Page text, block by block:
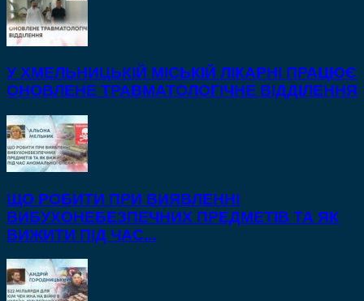
У ХМЕЛЬНИЦЬКІЙ МІСЬКІЙ ЛІКАРНІ ПРАЦЮЄ
ОНОВЛЕНЕ ТРАВМАТОЛОГІЧНЕ ВІДДІЛЕННЯ
ЩО РОБИТИ ПРИ ВИЯВЛЕННІ
ВИБУХОНЕБЕЗПЕЧНИХ ПРЕДМЕТІВ ТА ЯК
ВИЖИТИ ПІД ЧАС...